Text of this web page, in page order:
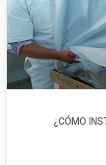
¿CÓMO